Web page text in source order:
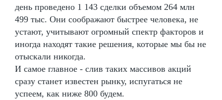
день проведено 1 143 сделки объемом 264 млн
499 тыс. Они соображают быстрее человека, не
устают, учитывают огромный спектр факторов и
иногда находят такие решения, которые мы бы не
отыскали никогда.
И самое главное - слив таких массивов акций
сразу станет известен рынку, испугаться не
успеем, как ниже 800 будем.